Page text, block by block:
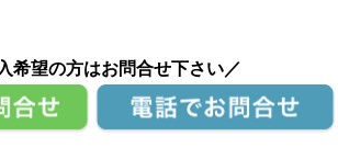
希望の方はお問合せ下さい／